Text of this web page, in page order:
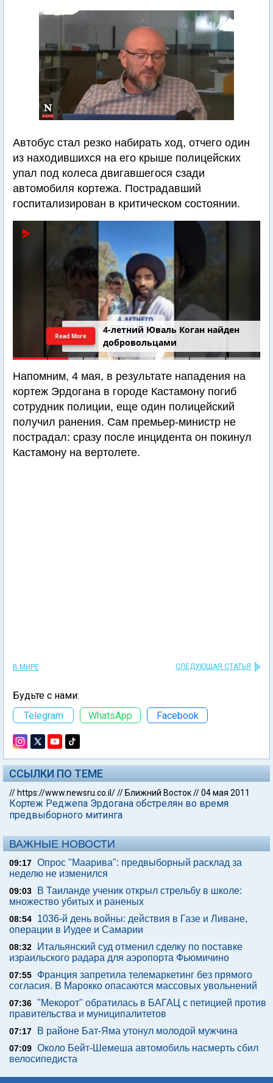
Автобус стал резко набирать ход, отчего один
из находившихся на его крыше полицейских
упал под колеса двигавшегося сзади
автомобиля кортежа. Пострадавший
госпитализирован в критическом состоянии.
4-летний Юваль Коган найден
добровольцами
Read More
Напомним, 4 мая, в результате нападения на
кортеж Эрдогана в городе Кастамону погиб
сотрудник полиции, еще один полицейский
получил ранения. Сам премьер-министр не
пострадал: сразу после инцидента он покинул
Кастамону на вертолете.
В МИРЕ СЛЕДУЮЩАЯ СТАТЬЯ
Будьте с нами:
Telegram
WhatsApp Facebook
ССЫЛКИ ПО ТЕМЕ
// https://www.newsru.co.il/// Ближний Восток//04 мая 2011
Кортеж Реджепа Эрдогана обстрелян во время
предвыборного митинга
ВАЖНЫЕ НОВОСТИ
09:17 Опрос "Mаарива": предвыборный расклад за
неделю не изменился
09:03
В Таиланде ученик открыл стрельбу в школе:
множество убитых и раненых
08:54
1036-й день войны: действия в Газе и Ливане,
операции в Иудее и Самарии
08:32
Итальянский суд отменил сделку по поставке
израильского радара для аэропорта Фьюмичино
07:55
Франция запретила телемаркетинг без прямого
согласия. В Марокко опасаются массовых увольнений
07:36 "Мекорот" обратилась в БАГАЦ с петицией против
правительства и муниципалитетов
07:17 В районе Бат-Яма утонул молодой мужчина
07:09 Около Бейт-Шемеша автомобиль насмерть сбил
велосипедиста